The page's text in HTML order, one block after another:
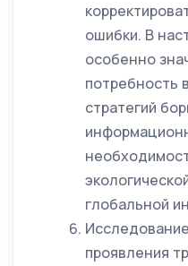
ошибки. В
особенно
потребность
стратегий
глобальной
проявления